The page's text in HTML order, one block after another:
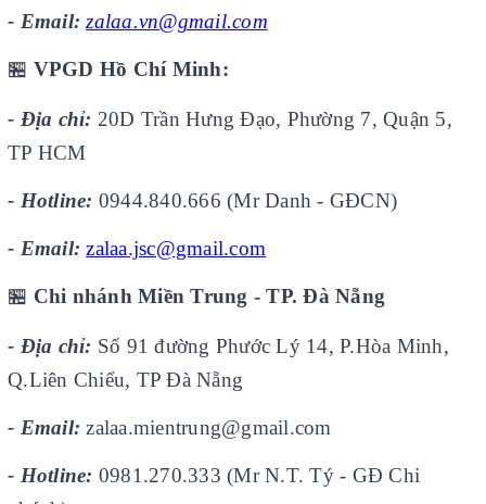
- Email: zalaa.vn@gmail.com
🏪 VPGD Hồ Chí Minh:
- Địa chỉ: 20D Trần Hưng Đạo, Phường 7, Quận 5,
TP HCM
- Hotline: 0944.840.666 (Mr Danh - GĐCN)
- Email: zalaa.jsc@gmail.com
🏪 Chi nhánh Miền Trung - TP. Đà Nẵng
- Địa chỉ: Số 91 đường Phước Lý 14, P.Hòa Minh,
Q.Liên Chiểu, TP Đà Nẵng
- Email: zalaa.mientrung@gmail.com
- Hotline: 0981.270.333 (Mr N.T. Tý - GĐ Chi